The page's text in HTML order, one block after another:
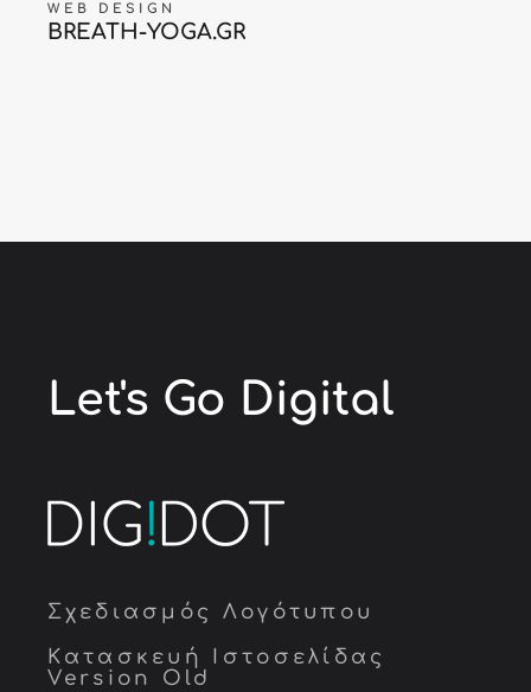
WEB DESIGN
BREATH-YOGA.GR
Let's Go Digital
Σχεδιασμός Λογότυπου
Κατασκευή Ιστοσελίδας
Version Old